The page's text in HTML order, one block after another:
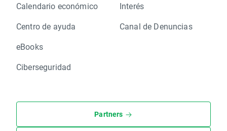
Calendario económico
Centro de ayuda
eBooks
Ciberseguridad
Interés
Canal de Denuncias
Partners